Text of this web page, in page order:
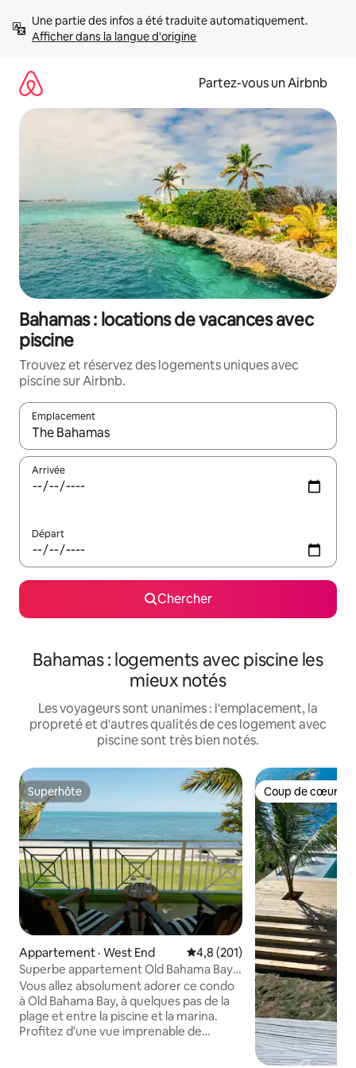
directement
Afficher dans la langue d'origine
Partez-vous un Airbnb
Bahamas : locations de vacances avec
piscine
Trouvez et réservez des logements uniques avec
piscine sur Airbnb.
Emplacement
Quand les résultats sont affichés, parcourez-les en utilisant
Arrivée
Départ
Chercher
Bahamas : logements avec piscine les
mieux notés
Les voyageurs sont unanimes : l'emplacement, la
propreté et d'autres qualités de ces logement avec
piscine sont très bien notés.
Superhôte
Superhôte
Appartement · West End Note moyenne de 4,8 sur 5,
4,8 (201)
Superbe appartement Old Bahama Bay
parfait pour vous !
Vous allez absolument adorer ce condo
à Old Bahama Bay, à quelques pas de la
plage et entre la piscine et la marina.
Profitez d'une vue imprenable de
Coup de cœur
Coup de cœur